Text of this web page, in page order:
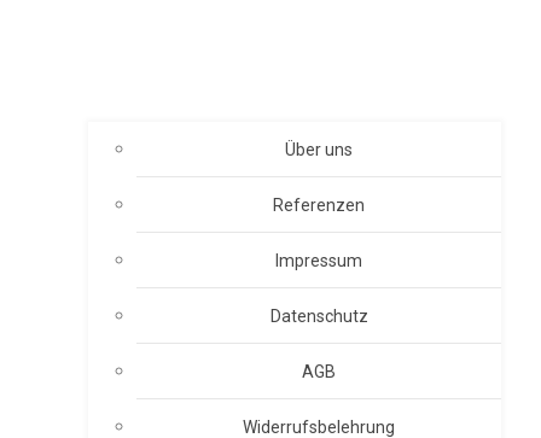
Über uns
Referenzen
Impressum
Datenschutz
AGB
Widerrufsbelehrung